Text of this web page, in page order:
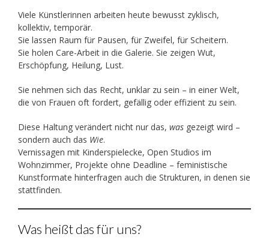
Viele Künstlerinnen arbeiten heute bewusst zyklisch,
kollektiv, temporär.
Sie lassen Raum für Pausen, für Zweifel, für Scheitern.
Sie holen Care-Arbeit in die Galerie. Sie zeigen Wut,
Erschöpfung, Heilung, Lust.
Sie nehmen sich das Recht, unklar zu sein – in einer Welt,
die von Frauen oft fordert, gefällig oder effizient zu sein.
Diese Haltung verändert nicht nur das, was gezeigt wird –
sondern auch das Wie.
Vernissagen mit Kinderspielecke, Open Studios im
Wohnzimmer, Projekte ohne Deadline – feministische
Kunstformate hinterfragen auch die Strukturen, in denen sie
stattfinden.
Was heißt das für uns?